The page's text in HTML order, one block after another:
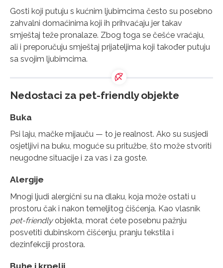
Gosti koji putuju s kućnim ljubimcima često su posebno
zahvalni domaćinima koji ih prihvaćaju jer takav
smještaj teže pronalaze. Zbog toga se češće vraćaju,
ali i preporučuju smještaj prijateljima koji također putuju
sa svojim ljubimcima.
Nedostaci za pet-friendly objekte
Buka
Psi laju, mačke mijauču — to je realnost. Ako su susjedi
osjetljivi na buku, moguće su pritužbe, što može stvoriti
neugodne situacije i za vas i za goste.
Alergije
Mnogi ljudi alergični su na dlaku, koja može ostati u
prostoru čak i nakon temeljitog čišćenja. Kao vlasnik
pet-friendlyobjekta, morat ćete posebnu pažnju
posvetiti dubinskom čišćenju, pranju tekstila i
dezinfekciji prostora.